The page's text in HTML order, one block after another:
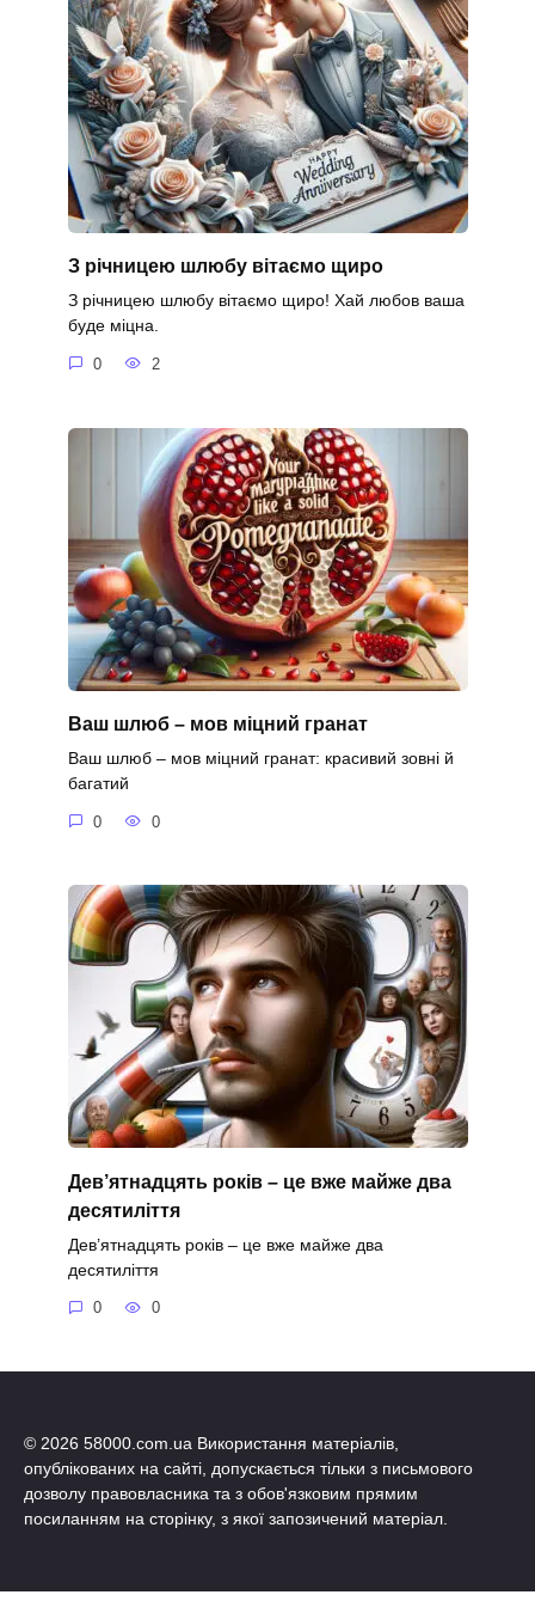
З річницею шлюбу вітаємо щиро
З річницею шлюбу вітаємо щиро! Хай любов ваша
буде міцна.
0 2
Ваш шлюб – мов міцний гранат
Ваш шлюб – мов міцний гранат: красивий зовні й
багатий
0 0
Дев’ятнадцять років – це вже майже два
десятиліття
Дев’ятнадцять років – це вже майже два
десятиліття
0 0
© 2026 58000.com.ua Використання матеріалів,
опублікованих на сайті, допускається тільки з письмового
дозволу правовласника та з обов'язковим прямим
посиланням на сторінку, з якої запозичений матеріал.